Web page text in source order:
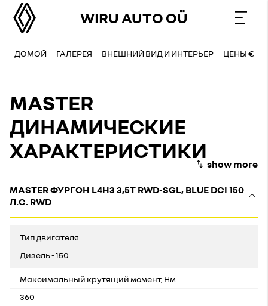
WIRU AUTO OÜ
ДОМОЙ ГАЛЕРЕЯ ВНЕШНИЙ ВИД И ИНТЕРЬЕР ЦЕНЫ €
MASTER
ДИНАМИЧЕСКИЕ
ХАРАКТЕРИСТИКИ
MASTER ФУРГОН L4H3 3,5Т RWD-SGL, BLUE DCI 150
Л.С. RWD
Тип двигателя
Дизель - 150
Максимальный крутящий момент, Нм
360